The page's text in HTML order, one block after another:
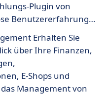
Plugin von
Benutzererfahrung
Erhalten Sie
über Ihre Finanzen,
E-Shops und
Management von